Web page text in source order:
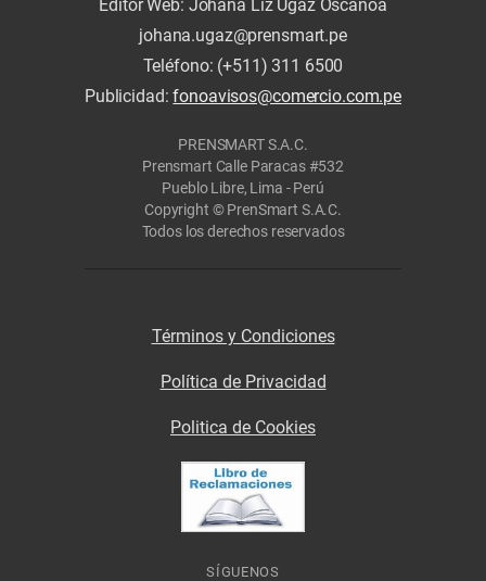
Editor Web: Johana Liz Ugaz Oscanoa
johana.ugaz@prensmart.pe
Teléfono: (+511) 311 6500
Publicidad:fonoavisos@comercio.com.pe
PRENSMART S.A.C.
Prensmart Calle Paracas #532
Pueblo Libre, Lima - Perú
Copyright © PrenSmart S.A.C.
Todos los derechos reservados
Términos y Condiciones
Política de Privacidad
Politica de Cookies
SÍGUENOS